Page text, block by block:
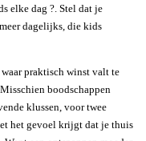
elke dag ?. Stel dat je
dagelijks, die kids
praktisch winst valt te
boodschappen
klussen, voor twee
het gevoel krijgt dat je thuis